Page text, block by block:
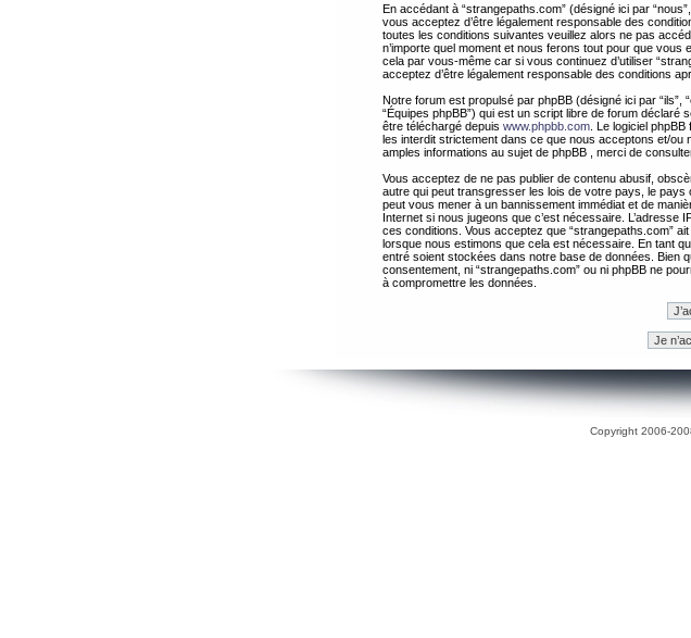
En accédant à “strangepaths.com” (désigné ici par
vous acceptez d’être légalement responsable des
toutes les conditions suivantes veuillez alors ne pas
n’importe quel moment et nous ferons tout pour que
cela par vous-même car si vous continuez d’utiliser
acceptez d’être légalement responsable des conditions
Notre forum est propulsé par phpBB (désigné ici par “ils”,
“Équipes phpBB”) qui est un script libre de forum déclaré
être téléchargé depuis www.phpbb.com . Le logiciel
les interdit strictement dans ce que nous acceptons et/ou
amples informations au sujet de phpBB , merci de
Vous acceptez de ne pas publier de contenu abusif,
autre qui peut transgresser les lois de votre pays, le pays
peut vous mener à un bannissement immédiat et de
Internet si nous jugeons que c’est nécessaire.
ces conditions. Vous acceptez que “strangepaths.com”
lorsque nous estimons que cela est nécessaire. En tant
entré soient stockées dans notre base de données. Bien
consentement, ni “strangepaths.com” ou ni phpBB ne
à compromettre les données.
Copyright 2006-